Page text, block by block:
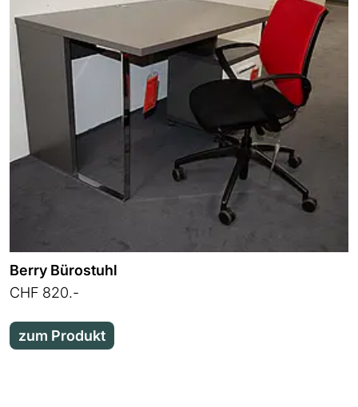
Berry Bürostuhl
CHF 820.-
zum Produkt